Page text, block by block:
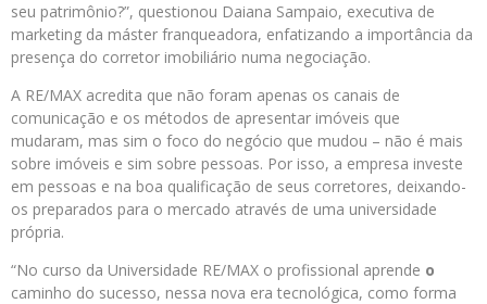
seu patrimônio?”, questionou Daiana Sampaio, executiva de
marketing da máster franqueadora, enfatizando a importância da
presença do corretor imobiliário numa negociação.
A RE/MAX acredita que não foram apenas os canais de
comunicação e os métodos de apresentar imóveis que
mudaram, mas sim o foco do negócio que mudou – não é mais
sobre imóveis e sim sobre pessoas. Por isso, a empresa investe
em pessoas e na boa qualificação de seus corretores, deixando-
os preparados para o mercado através de uma universidade
própria.
“No curso da Universidade RE/MAX o profissional aprende o
caminho do sucesso, nessa nova era tecnológica, como forma